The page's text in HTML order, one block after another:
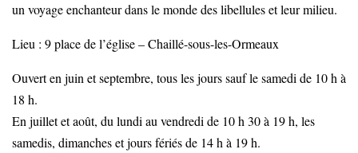
un voyage enchanteur dans le monde des libellules et leur milieu.
Lieu : 9 place de l’église – Chaillé-sous-les-Ormeaux
Ouvert en juin et septembre, tous les jours sauf le samedi de 10 h à
18 h.
En juillet et août, du lundi au vendredi de 10 h 30 à 19 h, les
samedis, dimanches et jours fériés de 14 h à 19 h.